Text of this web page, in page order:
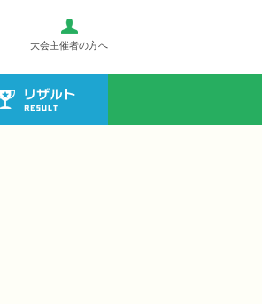
大会主催者の方へ
リザルト